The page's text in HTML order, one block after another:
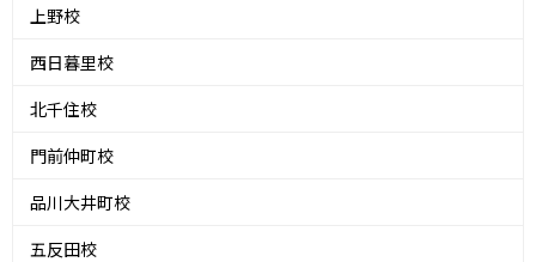
上野校
西日暮里校
北千住校
門前仲町校
品川大井町校
五反田校